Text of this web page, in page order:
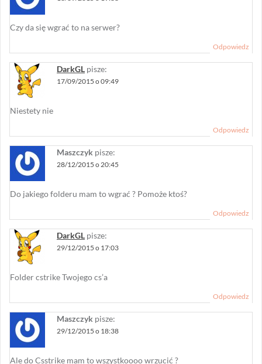
Czy da się wgrać to na serwer?
Odpowiedz
DarkGL pisze:
17/09/2015 o 09:49
Niestety nie
Odpowiedz
Maszczyk pisze:
28/12/2015 o 20:45
Do jakiego folderu mam to wgrać ? Pomoże ktoś?
Odpowiedz
DarkGL pisze:
29/12/2015 o 17:03
Folder cstrike Twojego cs’a
Odpowiedz
Maszczyk pisze:
29/12/2015 o 18:38
Ale do Csstrike mam to wszystkoooo wrzucić ?